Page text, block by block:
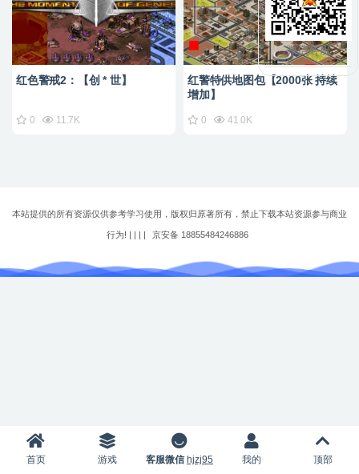
红色警戒2：【创 * 世】
0 11.7K
红警特供地图包【2000张 持续
增加】
0 41.0K
本站提供的所有资源仅供参考学习使用，版权归原著所有，禁止下载本站资源参与商业
行为! | | | | 京安备 18855484246886
首页 游戏 客服微信 hjzj95 我的 顶部
微信客服